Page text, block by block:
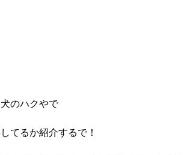
のハクやで
てるか紹介するで！